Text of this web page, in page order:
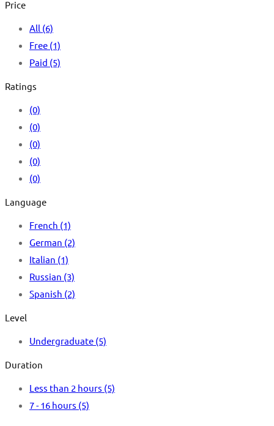
Price
All (6)
Free (1)
Paid (5)
Ratings
(0)
(0)
(0)
(0)
(0)
Language
French (1)
German (2)
Italian (1)
Russian (3)
Spanish (2)
Level
Undergraduate (5)
Duration
Less than 2 hours (5)
7 - 16 hours (5)